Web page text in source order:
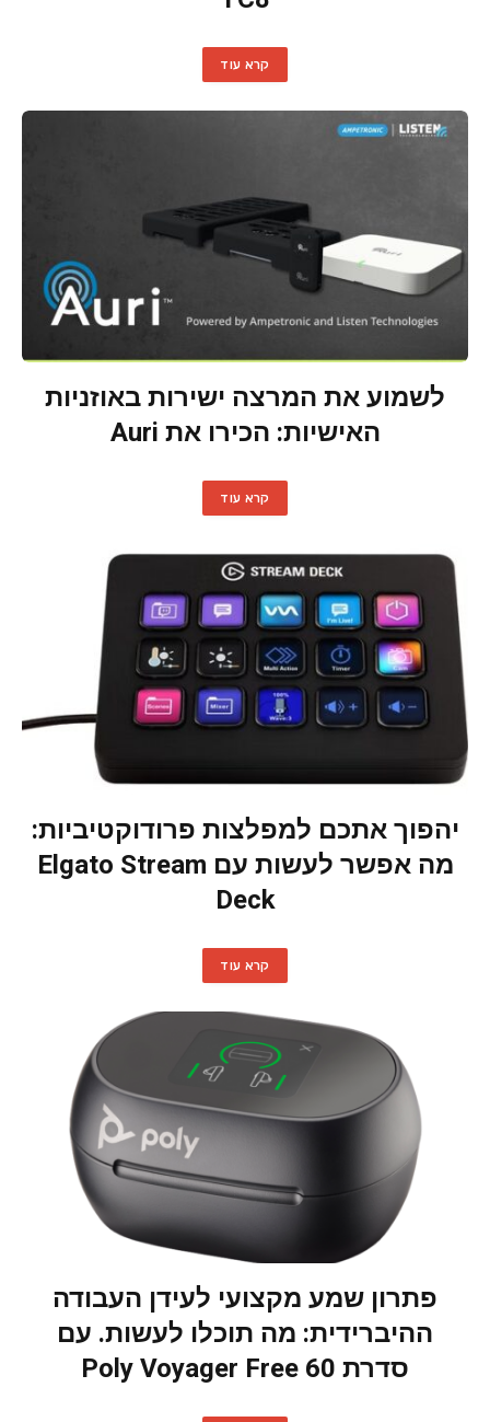
קרא עוד
לשמוע את המרצה ישירות באוזניות
האישיות: הכירו את Auri
קרא עוד
יהפוך אתכם למפלצות פרודוקטיביות:
מה אפשר לעשות עם Elgato Stream
Deck
קרא עוד
פתרון שמע מקצועי לעידן העבודה
ההיברידית: מה תוכלו לעשות. עם
סדרת Poly Voyager Free 60